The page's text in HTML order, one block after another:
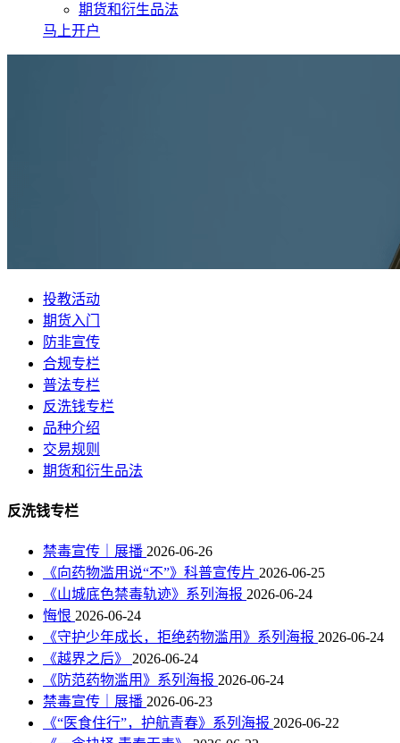
期货和衍生品法
马上开户
投教活动
期货入门
防非宣传
合规专栏
普法专栏
反洗钱专栏
品种介绍
交易规则
期货和衍生品法
反洗钱专栏
禁毒宣传｜展播 2026-06-26
《向药物滥用说“不”》科普宣传片 2026-06-25
《山城底色禁毒轨迹》系列海报 2026-06-24
悔恨 2026-06-24
《守护少年成长，拒绝药物滥用》系列海报 2026-06-24
《越界之后》 2026-06-24
《防范药物滥用》系列海报 2026-06-24
禁毒宣传｜展播 2026-06-23
《“医食住行”，护航青春》系列海报 2026-06-22